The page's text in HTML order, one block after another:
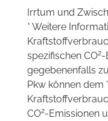
Irrtum und
* Weitere
spezifischen CO2-
gegebenenfalls
Pkw können dem
CO2-Emissionen